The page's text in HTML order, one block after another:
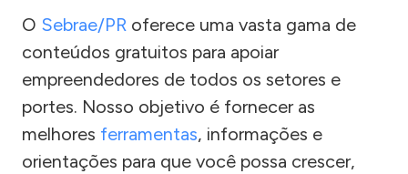
O Sebrae/PR oferece uma vasta gama de
conteúdos gratuitos para apoiar
empreendedores de todos os setores e
portes. Nosso objetivo é fornecer as
melhores ferramentas, informações e
orientações para que você possa crescer,